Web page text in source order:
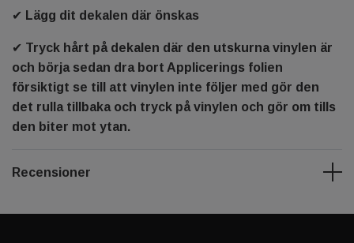
✔ Lägg dit dekalen där önskas
✔ Tryck hårt på dekalen där den utskurna vinylen är
och börja sedan dra bort Applicerings folien
försiktigt se till att vinylen inte följer med gör den
det rulla tillbaka och tryck på vinylen och gör om tills
den biter mot ytan.
Recensioner